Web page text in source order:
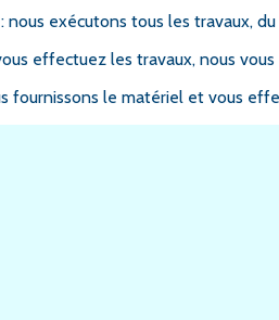
nous exécutons tous les travaux,
effectuez les travaux, nous
fournissons le matériel et vous